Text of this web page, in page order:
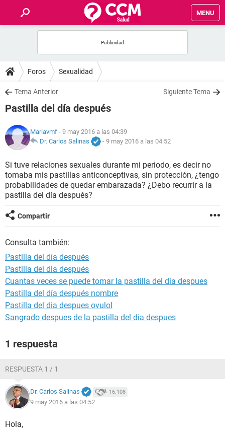
MENU
FOROS
SALUD
NUTRICIÓN
BIENESTAR
SEXUALIDAD
GLOSARIO
Foros Sexualidad
Tema Anterior Siguiente Tema
Pastilla del día después
Mariavmf - 9 may 2016 a las 04:39
Dr. Carlos Salinas
- 9 may 2016 a las 04:52
Si tuve relaciones sexuales durante mi periodo, es decir no
tomaba mis pastillas anticonceptivas, sin protección, ¿tengo
probabilidades de quedar embarazada? ¿Debo recurrir a la
pastilla del día después?
Compartir
Consulta también:
Pastilla del día después
Pastilla del dia después
Cuantas veces se puede tomar la pastilla del dia despues
Pastilla del día después nombre
Pastilla del dia despues ovulol
Sangrado despues de la pastilla del dia despues
1 respuesta
RESPUESTA 1 / 1
Dr. Carlos Salinas 16.108
9 may 2016 a las 04:52
Hola,